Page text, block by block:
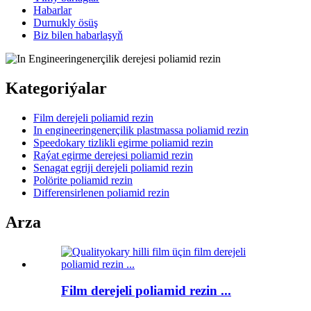
Habarlar
Durnukly ösüş
Biz bilen habarlaşyň
Kategoriýalar
Film derejeli poliamid rezin
In engineeringenerçilik plastmassa poliamid rezin
Speedokary tizlikli egirme poliamid rezin
Raýat egirme derejesi poliamid rezin
Senagat egriji derejeli poliamid rezin
Polörite poliamid rezin
Differensirlenen poliamid rezin
Arza
Film derejeli poliamid rezin ...